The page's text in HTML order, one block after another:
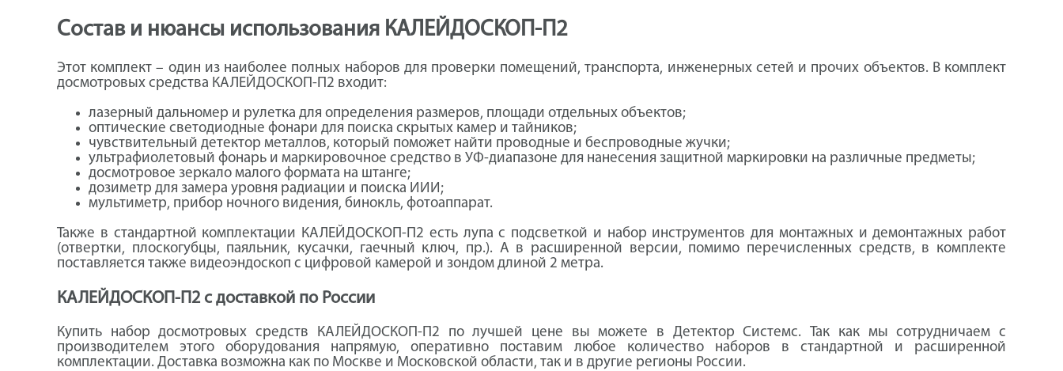
Состав и нюансы использования КАЛЕЙДОСКОП-П2
Этот комплект – один из наиболее полных наборов для проверки помещений, транспорта, инженерных сетей и прочих объектов. В комплект
досмотровых средства КАЛЕЙДОСКОП-П2 входит:
лазерный дальномер и рулетка для определения размеров, площади отдельных объектов;
оптические светодиодные фонари для поиска скрытых камер и тайников;
чувствительный детектор металлов, который поможет найти проводные и беспроводные жучки;
ультрафиолетовый фонарь и маркировочное средство в УФ-диапазоне для нанесения защитной маркировки на различные предметы;
досмотровое зеркало малого формата на штанге;
дозиметр для замера уровня радиации и поиска ИИИ;
мультиметр, прибор ночного видения, бинокль, фотоаппарат.
Также в стандартной комплектации КАЛЕЙДОСКОП-П2 есть лупа с подсветкой и набор инструментов для монтажных и демонтажных работ
(отвертки, плоскогубцы, паяльник, кусачки, гаечный ключ, пр.). А в расширенной версии, помимо перечисленных средств, в комплекте
поставляется также видеоэндоскоп с цифровой камерой и зондом длиной 2 метра.
КАЛЕЙДОСКОП-П2 с доставкой по России
Купить набор досмотровых средств КАЛЕЙДОСКОП-П2 по лучшей цене вы можете в Детектор Системс. Так как мы сотрудничаем с
производителем этого оборудования напрямую, оперативно поставим любое количество наборов в стандартной и расширенной
комплектации. Доставка возможна как по Москве и Московской области, так и в другие регионы России.